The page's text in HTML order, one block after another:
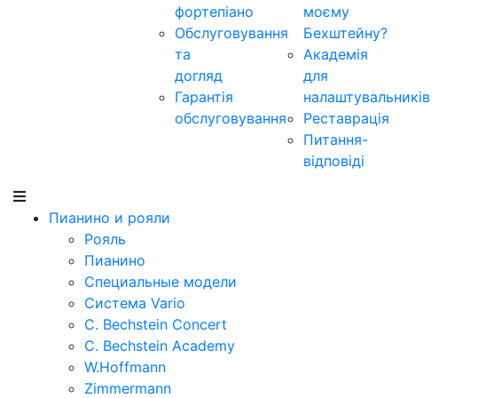
фортепіано
Обслуговування
та
догляд
Гарантія
обслуговування
моєму
Бехштейну?
Академія
для
налаштувальників
Реставрація
Питання-
відповіді
Пианино и рояли
Рояль
Пианино
Специальные модели
Система Vario
C. Bechstein Concert
C. Bechstein Academy
W.Hoffmann
Zimmermann